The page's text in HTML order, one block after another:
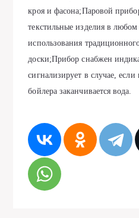
кроя и фасона;Паровой
текстильные изделия в
использования
доски;Прибор снабжен
сигнализирует в случае, если
бойлера заканчивается вода.